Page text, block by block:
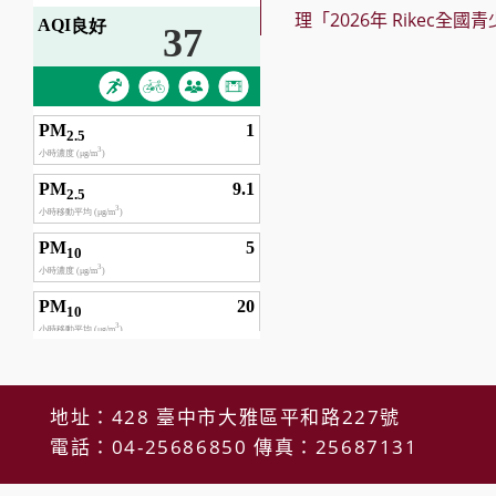
理「2026年 Rikec全國青
地址：428 臺中市大雅區平和路227號
電話：04-25686850 傳真：25687131